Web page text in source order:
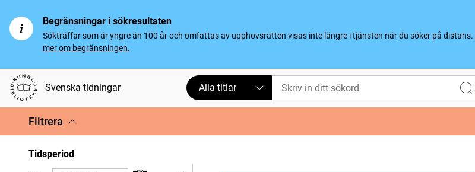
Begränsningar i sökresultaten
Sökträffar som är yngre än 100 år och omfattas av upphovsrätten visas inte längre i tjänsten när du söker på distans.
mer om begränsningen.
Svenska tidningar Alla titlar
Filtrera
Tidsperiod